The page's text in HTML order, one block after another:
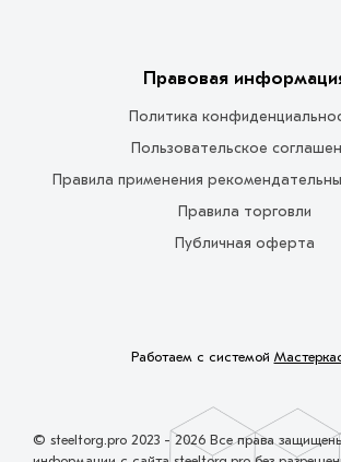
Правовая
Политика
Пользовательское
Правила применения
Правила торговли
Публичная оферта
Работаем с системой
© steeltorg.pro 2023 - 2026 Все права